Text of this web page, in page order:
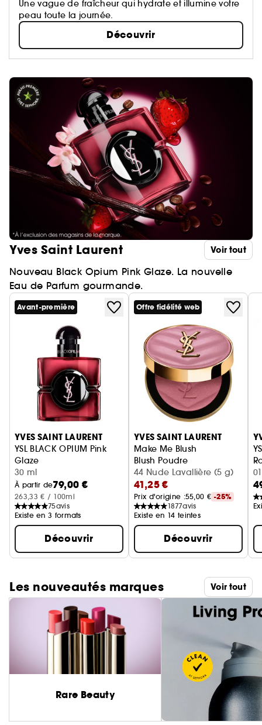
Une vague de fraîcheur qui hydrate et illumine votre
peau toute la journée.
Découvrir
Yves Saint Laurent
Nouveau Black Opium Pink Glaze. La nouvelle
Eau de Parfum gourmande.
Voir tout
Ignorer le carrousel produits
Avant-première
YVES SAINT LAURENT
YSL BLACK OPIUM Pink
Glaze
Eau de Parfum femme ambrée florale & note de fraise
30 ml
À partir de79,00 €
263,33 € / 100ml
75avis
Existe en 3 formats
Découvrir
Offre fidélité web
YVES SAINT LAURENT
Make Me Blush
Blush Poudre
44 Nude Lavallière (5 g)
41,25 €
Prix d'origine :55,00 € -25%
1877avis
Existe en 14 teintes
Découvrir
Les nouveautés marques Voir tout
Rare Beauty